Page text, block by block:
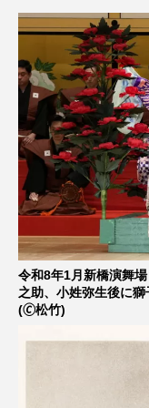
令和8年1月新橋演舞
之助、小姓弥生後に
(🄫松竹)